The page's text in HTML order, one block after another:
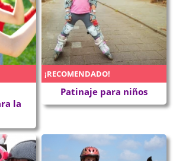
la
¡RECOMENDADO!
Patinaje para niños